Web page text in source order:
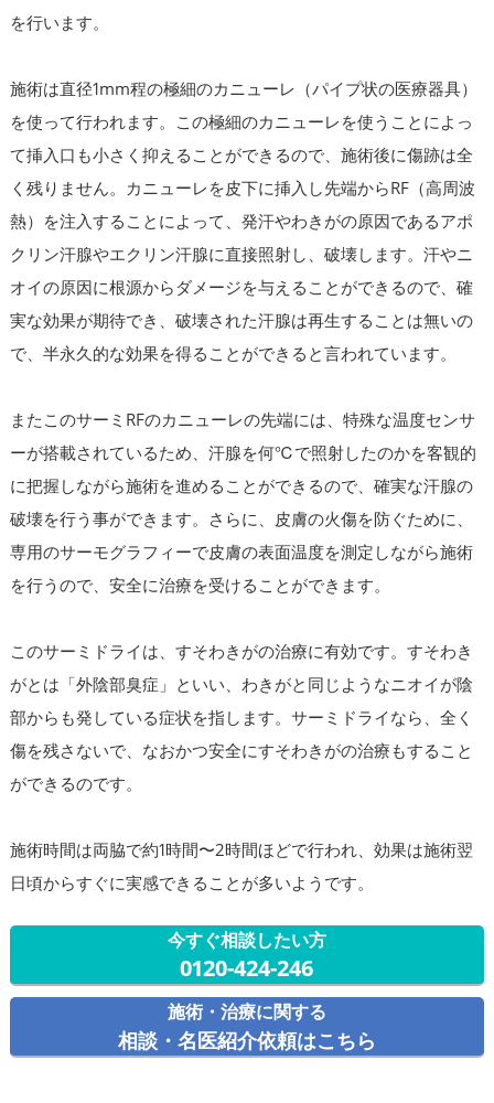
を行います。
施術は直径1mm程の極細のカニューレ（パイプ状の医療器具）
を使って行われます。この極細のカニューレを使うことによっ
て挿入口も小さく抑えることができるので、施術後に傷跡は全
く残りません。カニューレを皮下に挿入し先端からRF（高周波
熱）を注入することによって、発汗やわきがの原因であるアポ
クリン汗腺やエクリン汗腺に直接照射し、破壊します。汗やニ
オイの原因に根源からダメージを与えることができるので、確
実な効果が期待でき、破壊された汗腺は再生することは無いの
で、半永久的な効果を得ることができると言われています。
またこのサーミRFのカニューレの先端には、特殊な温度センサ
ーが搭載されているため、汗腺を何℃で照射したのかを客観的
に把握しながら施術を進めることができるので、確実な汗腺の
破壊を行う事ができます。さらに、皮膚の火傷を防ぐために、
専用のサーモグラフィーで皮膚の表面温度を測定しながら施術
を行うので、安全に治療を受けることができます。
このサーミドライは、すそわきがの治療に有効です。すそわき
がとは「外陰部臭症」といい、わきがと同じようなニオイが陰
部からも発している症状を指します。サーミドライなら、全く
傷を残さないで、なおかつ安全にすそわきがの治療もすること
ができるのです。
施術時間は両脇で約1時間〜2時間ほどで行われ、効果は施術翌
日頃からすぐに実感できることが多いようです。
今すぐ相談したい方
0120-424-246
施術・治療に関する
相談・名医紹介依頼はこちら